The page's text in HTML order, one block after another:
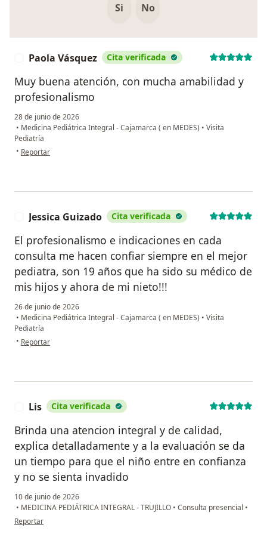
Si No
Paola Vásquez Cita verificada
Muy buena atención, con mucha amabilidad y
profesionalismo
28 de junio de 2026
• Medicina Pediátrica Integral - Cajamarca ( en MEDES) • Visita
Pediatría
• en opinión del usuario Paola Vásquez
Reportar
Jessica Guizado Cita verificada
El profesionalismo e indicaciones en cada
consulta me hacen confiar siempre en el mejor
pediatra, son 19 años que ha sido su médico de
mis hijos y ahora de mi nieto!!!
26 de junio de 2026
• Medicina Pediátrica Integral - Cajamarca ( en MEDES) • Visita
Pediatría
• en opinión del usuario Jessica Guizado
Reportar
Lis Cita verificada
Brinda una atencion integral y de calidad,
explica detalladamente y a la evaluación se da
un tiempo para que el niño entre en confianza
y no se sienta invadido
10 de junio de 2026
• MEDICINA PEDIÁTRICA INTEGRAL - TRUJILLO • Consulta presencial •
en opinión del usuario Lis
Reportar